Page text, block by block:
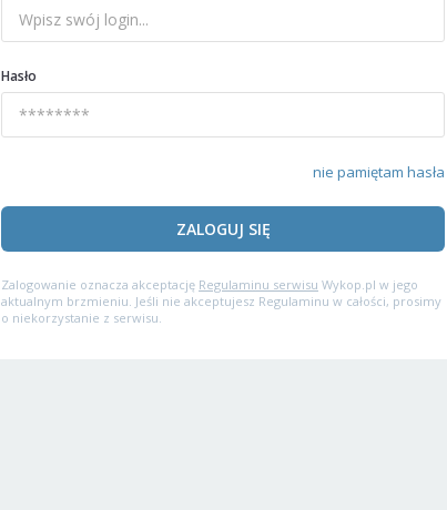
Hasło
nie pamiętam hasła
ZALOGUJ SIĘ
Zalogowanie oznacza akceptację Regulaminu serwisu Wykop.pl w jego
aktualnym brzmieniu. Jeśli nie akceptujesz Regulaminu w całości, prosimy
o niekorzystanie z serwisu.